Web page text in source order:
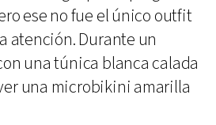
ese no fue el único outfit
atención. Durante un
una túnica blanca calada
una microbikini amarilla